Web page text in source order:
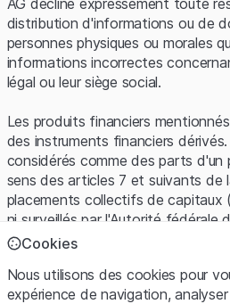
AG décline expressément toute
distribution d'informations ou de
personnes physiques ou morales
informations incorrectes
légal ou leur siège social.
Les produits financiers
des instruments financiers
considérés comme des parts
sens des articles 7 et suivants de
placements collectifs de capitaux
ni surveillés par l'Autorité fédérale
marchés financiers (FINMA) ni
protection spécifique des
Cookies
Nous utilisons des cookies pour
expérience de navigation,